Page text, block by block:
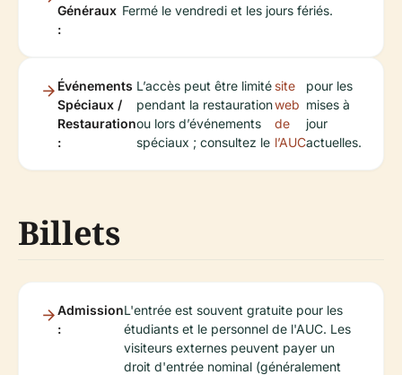
Généraux
:
Fermé le vendredi et les jours fériés.
Événements
Spéciaux /
Restauration
:
L’accès peut être limité
pendant la restauration
ou lors d’événements
spéciaux ; consultez le
site
web
de
l’AUC
pour les
mises à
jour
actuelles.
Billets
Admission
:
L'entrée est souvent gratuite pour les
étudiants et le personnel de l'AUC. Les
visiteurs externes peuvent payer un
droit d'entrée nominal (généralement